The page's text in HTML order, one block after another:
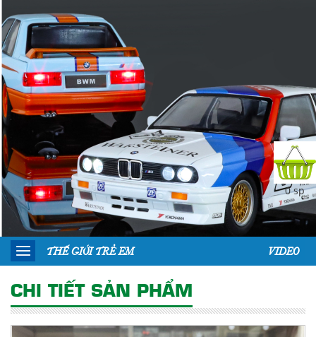
VIDEO
THẾ GIỚI TRẺ EM
CHI TIẾT SẢN PHẨM
0 sp